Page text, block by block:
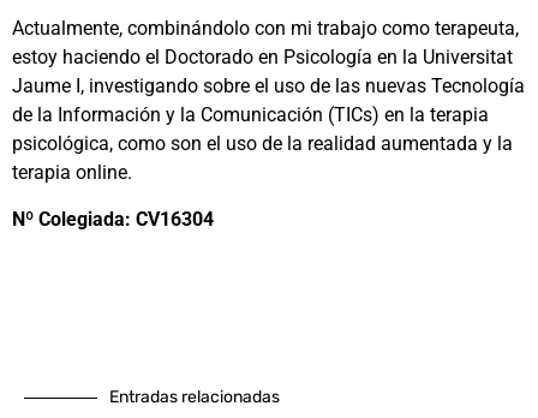
Actualmente, combinándolo con mi trabajo como terapeuta,
estoy haciendo el Doctorado en Psicología en la Universitat
Jaume I, investigando sobre el uso de las nuevas Tecnología
de la Información y la Comunicación (TICs) en la terapia
psicológica, como son el uso de la realidad aumentada y la
terapia online.
Nº Colegiada: CV16304
Entradas relacionadas